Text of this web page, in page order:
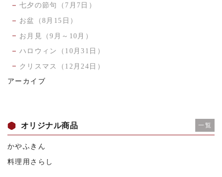
七夕の節句（7月7日）
お盆（8月15日）
お月見（9月～10月）
ハロウィン（10月31日）
クリスマス（12月24日）
アーカイブ
オリジナル商品 一覧
かやふきん
料理用さらし